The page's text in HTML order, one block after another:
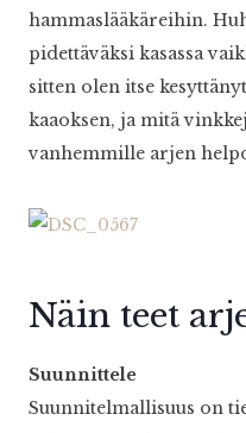
hammaslääkäreihin.
pidettäväksi kasassa
sitten olen itse
kaaoksen, ja mitä
vanhemmille arjen
Näin teet
Suunnittele
Suunnitelmallisuus on